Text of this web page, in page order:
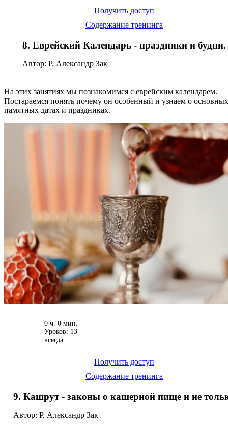
Получить доступ
Содержание тренинга
8. Еврейский Календарь - праздники и будни.
Автор: Р. Александр Зак
На этих занятиях мы познакомимся с еврейским календарем.
Постараемся понять почему он особенный и узнаем о основных
памятных датах и праздниках.
0 ч. 0 мин.
Уроков: 13
всегда
Получить доступ
Содержание тренинга
9. Кашрут - законы о кашерной пище и не
Автор: Р. Александр Зак